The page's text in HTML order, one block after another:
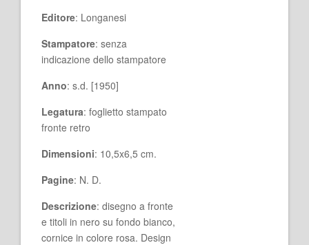
Editore: Longanesi
Stampatore: senza
indicazione dello stampatore
Anno: s.d. [1950]
Legatura: foglietto stampato
fronte retro
Dimensioni: 10,5x6,5 cm.
Pagine: N. D.
Descrizione: disegno a fronte
e titoli in nero su fondo bianco,
cornice in colore rosa. Design